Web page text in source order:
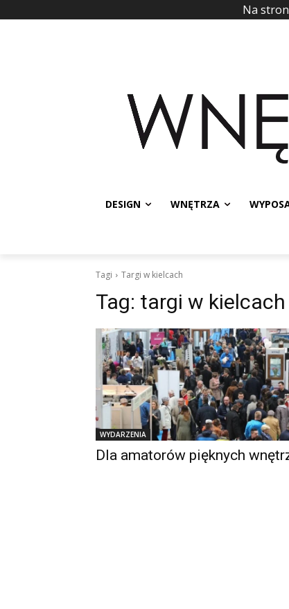
Na
DESIGN WNĘTRZA
Tagi Targi w kielcach
Tag: targi w kielcach
WYDARZENIA
Dla amatorów pięknych